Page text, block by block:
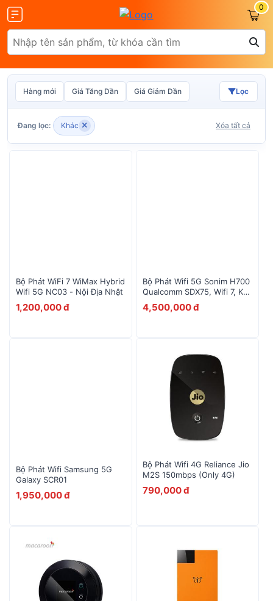
0
ZTE
Hàng mới Giá Tăng Dần Giá Giảm Dần Lọc
Đang lọc: Khác Xóa tất cả
Bộ Phát WiFi 7 WiMax Hybrid
Wifi 5G NC03 - Nội Địa Nhật
1,200,000 đ
Bộ Phát Wifi 5G Sonim H700
Qualcomm SDX75, Wifi 7, Kết
Nối 32 Thiết Bị
4,500,000 đ
Bộ Phát Wifi Samsung 5G
Galaxy SCR01
1,950,000 đ
Bộ Phát Wifi 4G Reliance Jio
M2S 150mbps (Only 4G)
790,000 đ